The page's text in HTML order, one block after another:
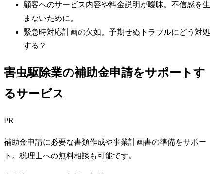
顧客へのサービス内容や料金説明が曖昧。不信感を生
まないために。
緊急時対応計画の欠如。予期せぬトラブルにどう対処
する？
害虫駆除業の補助金申請をサポートす
るサービス
PR
補助金申請に必要な書類作成や事業計画書の準備をサポー
ト。税理士への無料相談も可能です。